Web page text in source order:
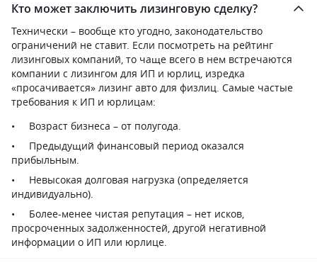
Кто может заключить лизинговую сделку?
Технически – вообще кто угодно, законодательство
ограничений не ставит. Если посмотреть на рейтинг
лизинговых компаний, то чаще всего в нем встречаются
компании с лизингом для ИП и юрлиц, изредка
«просачивается» лизинг авто для физлиц. Самые частые
требования к ИП и юрлицам:
Возраст бизнеса – от полугода.
Предыдущий финансовый период оказался
прибыльным.
Невысокая долговая нагрузка (определяется
индивидуально).
Более-менее чистая репутация – нет исков,
просроченных задолженностей, другой негативной
информации о ИП или юрлице.